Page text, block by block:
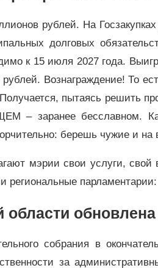
рублей. На
долговых
к 15 июля 2027 года.
Вознаграждение! То
пытаясь решить
– заранее бесславном.
берешь чужие и
мэрии свои услуги,
региональные парламентарии:
обновлена
собрания в
за